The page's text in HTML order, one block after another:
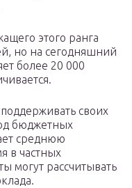
этого ранга
но на сегодняшний
более 20 000
поддерживать своих
бюджетных
среднюю
в частных
могут рассчитывать